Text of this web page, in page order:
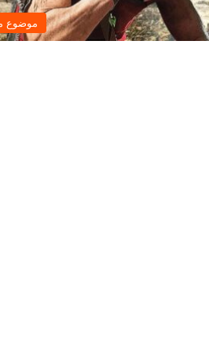
موضوع